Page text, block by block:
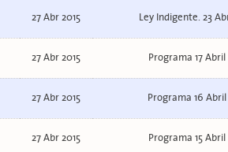
27 Abr 2015 Ley Indigente. 23
27 Abr 2015 Programa 17 Abril
27 Abr 2015 Programa 16 Abril
27 Abr 2015 Programa 15 Abril